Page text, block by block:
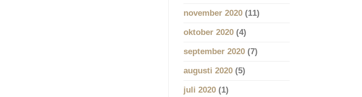
november 2020(11)
oktober 2020(4)
september 2020(7)
augusti 2020(5)
juli 2020(1)